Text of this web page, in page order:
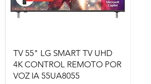
TV 55" LG SMART TV UHD
4K CONTROL REMOTO POR
VOZ IA 55UA8055